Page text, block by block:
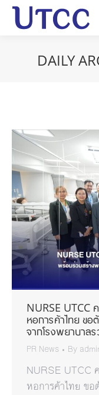
DAILY
NURSE UTCC
หอการค้าไทย ขอ
จากโรงพยาบาล
PR News By
NURSE UTCC
หอการค้าไทย ขอ